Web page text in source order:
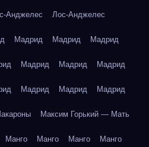
Анджелес Лос-Анджелес
Мадрид Мадрид Мадрид
Мадрид Мадрид Мадрид
Мадрид Мадрид Мадрид
Максим Горький — Мать
Манго Манго Манго Манго